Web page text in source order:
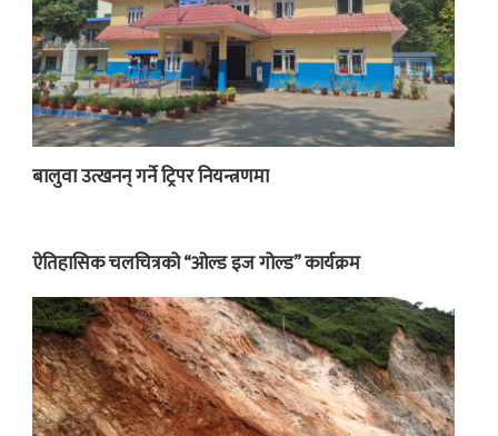
बालुवा उत्खनन् गर्ने ट्रिपर नियन्त्रणमा
ऐतिहासिक चलचित्रको “ओल्ड इज गोल्ड” कार्यक्रम